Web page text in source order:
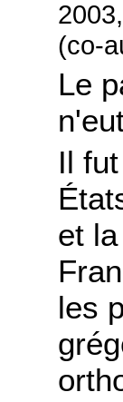
(co-
Le
Il
et
les